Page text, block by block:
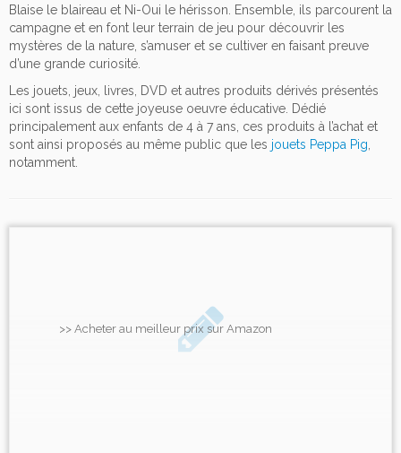
Blaise le blaireau et Ni-Oui le hérisson. Ensemble, ils parcourent la
campagne et en font leur terrain de jeu pour découvrir les
mystères de la nature, s’amuser et se cultiver en faisant preuve
d’une grande curiosité.
Les jouets, jeux, livres, DVD et autres produits dérivés présentés
ici sont issus de cette joyeuse oeuvre éducative. Dédié
principalement aux enfants de 4 à 7 ans, ces produits à l’achat et
sont ainsi proposés au même public que les jouets Peppa Pig
notamment.
>> Acheter au meilleur prix sur Amazon